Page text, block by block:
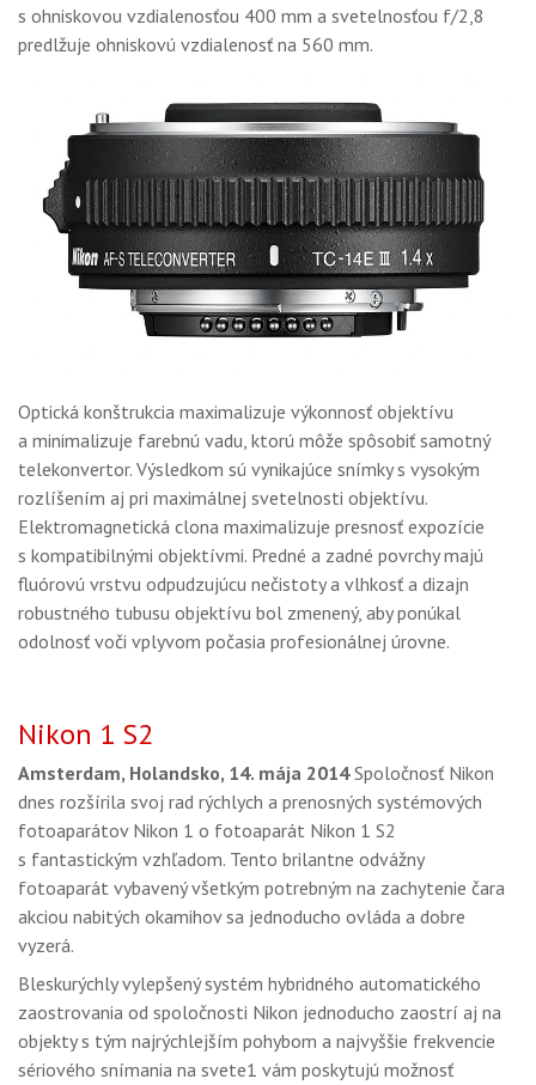
s ohniskovou vzdialenosťou 400 mm a svetelnosťou f/2,8
predlžuje ohniskovú vzdialenosť na 560 mm.
Optická konštrukcia maximalizuje výkonnosť objektívu
a minimalizuje farebnú vadu, ktorú môže spôsobiť samotný
telekonvertor. Výsledkom sú vynikajúce snímky s vysokým
rozlíšením aj pri maximálnej svetelnosti objektívu.
Elektromagnetická clona maximalizuje presnosť expozície
s kompatibilnými objektívmi. Predné a zadné povrchy majú
fluórovú vrstvu odpudzujúcu nečistoty a vlhkosť a dizajn
robustného tubusu objektívu bol zmenený, aby ponúkal
odolnosť voči vplyvom počasia profesionálnej úrovne.
Nikon 1 S2
Amsterdam, Holandsko, 14. mája 2014Spoločnosť Nikon
dnes rozšírila svoj rad rýchlych a prenosných systémových
fotoaparátov Nikon 1 o fotoaparát Nikon 1 S2
s fantastickým vzhľadom. Tento brilantne odvážny
fotoaparát vybavený všetkým potrebným na zachytenie čara
akciou nabitých okamihov sa jednoducho ovláda a dobre
vyzerá.
Bleskurýchly vylepšený systém hybridného automatického
zaostrovania od spoločnosti Nikon jednoducho zaostrí aj na
objekty s tým najrýchlejším pohybom a najvyššie frekvencie
sériového snímania na svete1 vám poskytujú možnosť